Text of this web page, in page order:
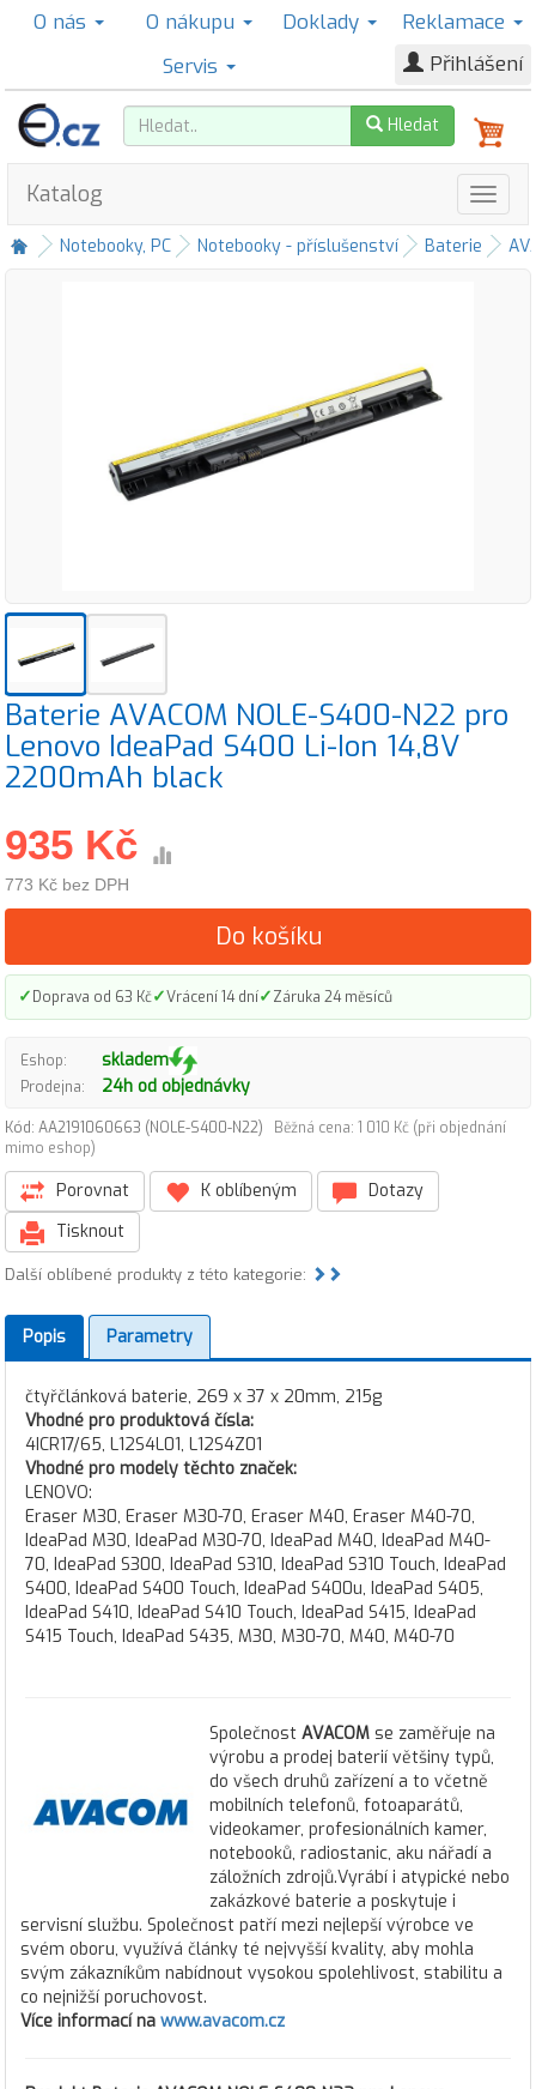
O nás O nákupu Doklady
Reklamace
Servis
Přihlášení
Hledat
Katalog
Notebooky, PC Notebooky - příslušenství Baterie
Baterie AVACOM NOLE-S400-N22 pro
Lenovo IdeaPad S400 Li-Ion 14,8V
2200mAh black
935 Kč
773 Kč bez DPH
Do košíku
✓Doprava od 63 Kč✓Vrácení 14 dní✓Záruka 24 měsíců
Eshop: skladem
Prodejna: 24h od objednávky
Kód: AA2191060663 (NOLE-S400-N22)
Běžná cena: 1 010 Kč (při objednání
mimo eshop)
Porovnat K oblíbeným
Dotazy
Tisknout
Další oblíbené produkty z této kategorie:
Popis Parametry
čtyřčlánková baterie, 269 x 37 x 20mm, 215g
Vhodné pro produktová čísla:
4ICR17/65, L12S4L01, L12S4Z01
Vhodné pro modely těchto značek:
LENOVO:
Eraser M30, Eraser M30-70, Eraser M40, Eraser M40-70,
IdeaPad M30, IdeaPad M30-70, IdeaPad M40, IdeaPad M40-
70, IdeaPad S300, IdeaPad S310, IdeaPad S310 Touch, IdeaPad
S400, IdeaPad S400 Touch, IdeaPad S400u, IdeaPad S405,
IdeaPad S410, IdeaPad S410 Touch, IdeaPad S415, IdeaPad
S415 Touch, IdeaPad S435, M30, M30-70, M40, M40-70
Společnost AVACOM se zaměřuje na
výrobu a prodej baterií většiny typů,
do všech druhů zařízení a to včetně
mobilních telefonů, fotoaparátů,
videokamer, profesionálních kamer,
notebooků, radiostanic, aku nářadí a
záložních zdrojů.Vyrábí i atypické nebo
zakázkové baterie a poskytuje i
servisní službu. Společnost patří mezi nejlepší výrobce ve
svém oboru, využívá články té nejvyšší kvality, aby mohla
svým zákazníkům nabídnout vysokou spolehlivost, stabilitu a
co nejnižší poruchovost.
Více informací na www.avacom.cz